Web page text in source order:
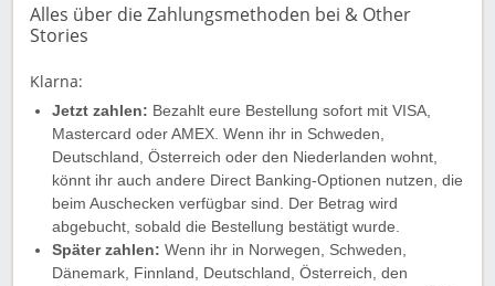
Alles über die Zahlungsmethoden bei & Other
Stories
Klarna:
Jetzt zahlen: Bezahlt eure Bestellung sofort mit VISA,
Mastercard oder AMEX. Wenn ihr in Schweden,
Deutschland, Österreich oder den Niederlanden wohnt,
könnt ihr auch andere Direct Banking-Optionen nutzen, die
beim Auschecken verfügbar sind. Der Betrag wird
abgebucht, sobald die Bestellung bestätigt wurde.
Später zahlen: Wenn ihr in Norwegen, Schweden,
Dänemark, Finnland, Deutschland, Österreich, den